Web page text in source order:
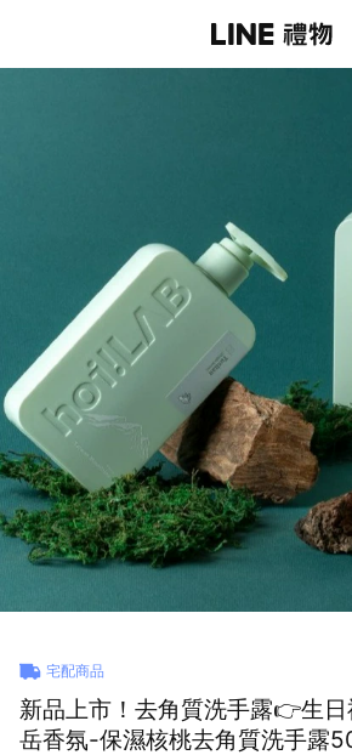
宅配商品
新品上市！去角質洗手露👉生
岳香氛-保濕核桃去角質洗手露